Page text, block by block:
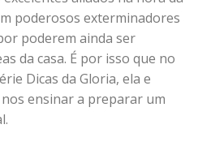
poderosos exterminadores
poderem ainda ser
da casa. É por isso que no
Dicas da Gloria, ela e
ensinar a preparar um